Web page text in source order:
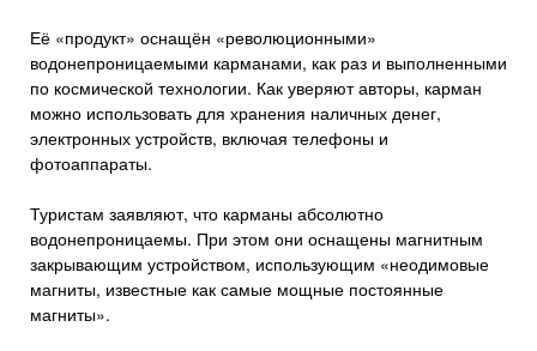
Её «продукт» оснащён «революционными»
водонепроницаемыми карманами, как раз и выполненными
по космической технологии. Как уверяют авторы, карман
можно использовать для хранения наличных денег,
электронных устройств, включая телефоны и
фотоаппараты.
Туристам заявляют, что карманы абсолютно
водонепроницаемы. При этом они оснащены магнитным
закрывающим устройством, использующим «неодимовые
магниты, известные как самые мощные постоянные
магниты».